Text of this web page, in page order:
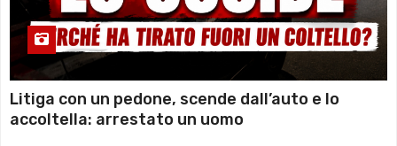
Litiga con un pedone, scende dall’auto e lo
accoltella: arrestato un uomo